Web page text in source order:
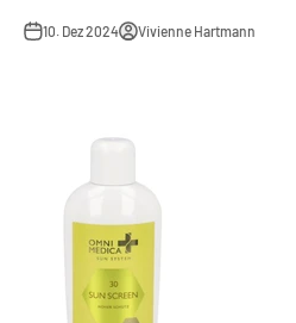
10. Dez 2024 Vivienne Hartmann